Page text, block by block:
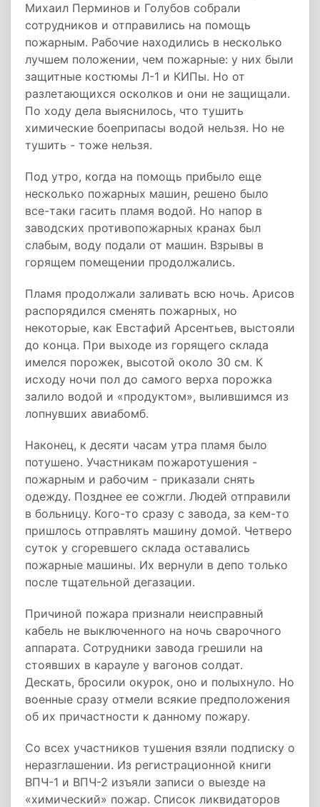
Михаил Перминов и Голубов собрали
сотрудников и отправились на помощь
пожарным. Рабочие находились в несколько
лучшем положении, чем пожарные: у них были
защитные костюмы Л-1 и КИПы. Но от
разлетающихся осколков и они не защищали.
По ходу дела выяснилось, что тушить
химические боеприпасы водой нельзя. Но не
тушить - тоже нельзя.
Под утро, когда на помощь прибыло еще
несколько пожарных машин, решено было
все-таки гасить пламя водой. Но напор в
заводских противопожарных кранах был
слабым, воду подали от машин. Взрывы в
горящем помещении продолжались.
Пламя продолжали заливать всю ночь. Арисов
распорядился сменять пожарных, но
некоторые, как Евстафий Арсентьев, выстояли
до конца. При выходе из горящего склада
имелся порожек, высотой около 30 см. К
исходу ночи пол до самого верха порожка
залило водой и «продуктом», вылившимся из
лопнувших авиабомб.
Наконец, к десяти часам утра пламя было
потушено. Участникам пожаротушения -
пожарным и рабочим - приказали снять
одежду. Позднее ее сожгли. Людей отправили
в больницу. Кого-то сразу с завода, за кем-то
пришлось отправлять машину домой. Четверо
суток у сгоревшего склада оставались
пожарные машины. Их вернули в депо только
после тщательной дегазации.
Причиной пожара признали неисправный
кабель не выключенного на ночь сварочного
аппарата. Сотрудники завода грешили на
стоявших в карауле у вагонов солдат.
Дескать, бросили окурок, оно и полыхнуло. Но
военные сразу отмели всякие предположения
об их причастности к данному пожару.
Со всех участников тушения взяли подписку о
неразглашении. Из регистрационной книги
ВПЧ-1 и ВПЧ-2 изъяли записи о выезде на
«химический» пожар. Список ликвидаторов